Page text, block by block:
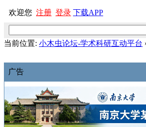
欢迎您 注册 登录 下载APP
当前位置: 小木虫论坛-学术科研互动平台
广告